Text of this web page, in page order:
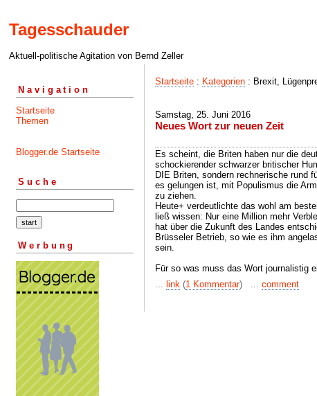
Tagesschauder
Aktuell-politische Agitation von Bernd Zeller
Navigation
Startseite
Themen
Blogger.de Startseite
Suche
Werbung
Startseite : Kategorien : Brexit,
Samstag, 25. Juni 2016
Neues Wort zur neuen Zeit
Es scheint, die Briten haben nur die
schockierender schwarzer britischer
DIE Briten, sondern rechnerische rund
es gelungen ist, mit Populismus die
zu ziehen.
Heute+ verdeutlichte das wohl am
ließ wissen: Nur eine Million mehr
hat über die Zukunft des Landes
Brüsseler Betrieb, so wie es ihm
sein.
Für so was muss das Wort journalistig
... link (1 Kommentar) ... comment